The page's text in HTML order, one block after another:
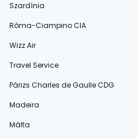
Szardínia
Róma-Ciampino CIA
Wizz Air
Travel Service
Párizs Charles de Gaulle CDG
Madeira
Málta